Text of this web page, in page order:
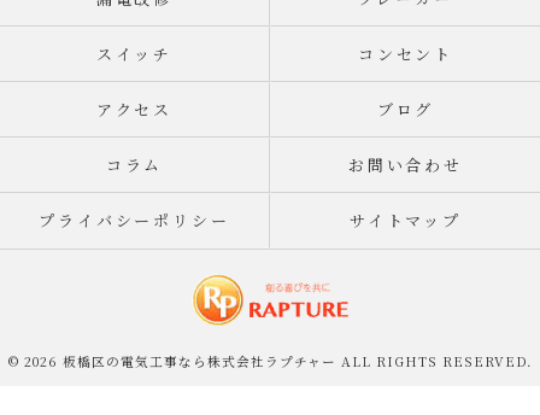
スイッチ コンセント
アクセス ブログ
コラム お問い合わせ
プライバシーポリシー サイトマップ
© 2026 板橋区の電気工事なら株式会社ラプチャー ALL RIGHTS RESERVED.